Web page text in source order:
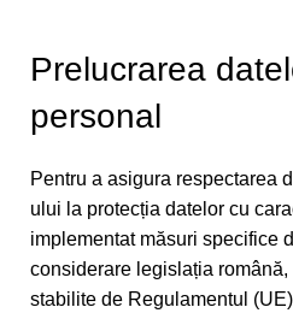
Prelucrarea
personal
Pentru a asigura respectarea
ului la protecția datelor cu
implementat măsuri specifice
considerare legislația
stabilite de Regulamentul